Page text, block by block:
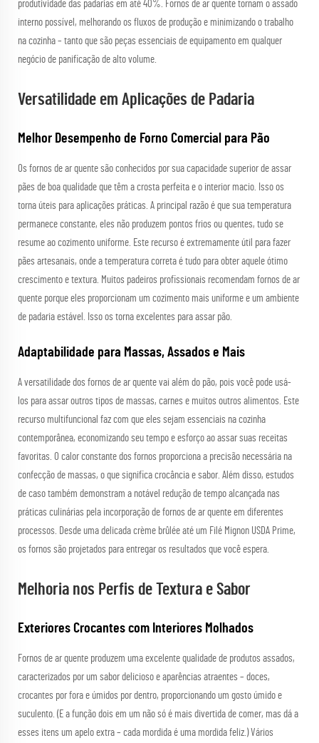
produtividade das padarias em até 40%. Fornos de ar quente tornam o assado
interno possível, melhorando os fluxos de produção e minimizando o trabalho
na cozinha – tanto que são peças essenciais de equipamento em qualquer
negócio de panificação de alto volume.
Versatilidade em Aplicações de Padaria
Melhor Desempenho de Forno Comercial para Pão
Os fornos de ar quente são conhecidos por sua capacidade superior de assar
pães de boa qualidade que têm a crosta perfeita e o interior macio. Isso os
torna úteis para aplicações práticas. A principal razão é que sua temperatura
permanece constante, eles não produzem pontos frios ou quentes, tudo se
resume ao cozimento uniforme. Este recurso é extremamente útil para fazer
pães artesanais, onde a temperatura correta é tudo para obter aquele ótimo
crescimento e textura. Muitos padeiros profissionais recomendam fornos de ar
quente porque eles proporcionam um cozimento mais uniforme e um ambiente
de padaria estável. Isso os torna excelentes para assar pão.
Adaptabilidade para Massas, Assados e Mais
A versatilidade dos fornos de ar quente vai além do pão, pois você pode usá-
los para assar outros tipos de massas, carnes e muitos outros alimentos. Este
recurso multifuncional faz com que eles sejam essenciais na cozinha
contemporânea, economizando seu tempo e esforço ao assar suas receitas
favoritas. O calor constante dos fornos proporciona a precisão necessária na
confecção de massas, o que significa crocância e sabor. Além disso, estudos
de caso também demonstram a notável redução de tempo alcançada nas
práticas culinárias pela incorporação de fornos de ar quente em diferentes
processos. Desde uma delicada crème brûlée até um Filé Mignon USDA Prime,
os fornos são projetados para entregar os resultados que você espera.
Melhoria nos Perfis de Textura e Sabor
Exteriores Crocantes com Interiores Molhados
Fornos de ar quente produzem uma excelente qualidade de produtos assados,
caracterizados por um sabor delicioso e aparências atraentes – doces,
crocantes por fora e úmidos por dentro, proporcionando um gosto úmido e
suculento. (E a função dois em um não só é mais divertida de comer, mas dá a
esses itens um apelo extra – cada mordida é uma mordida feliz.) Vários